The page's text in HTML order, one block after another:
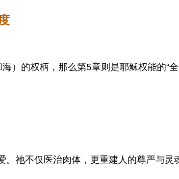
）的权柄，那么第5章则是耶稣权能的“
祂不仅医治肉体，更重建人的尊严与灵